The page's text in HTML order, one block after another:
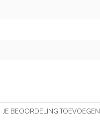
JE BEOORDELING TOEVOEGEN